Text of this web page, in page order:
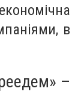
в
–